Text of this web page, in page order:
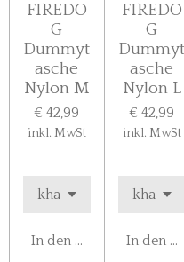
FIREDO
G
Dummyt
asche
Nylon M
€ 42,99
inkl. MwSt
In den Warenkorb
FIREDO
G
Dummyt
asche
Nylon L
€ 42,99
inkl. MwSt
In den